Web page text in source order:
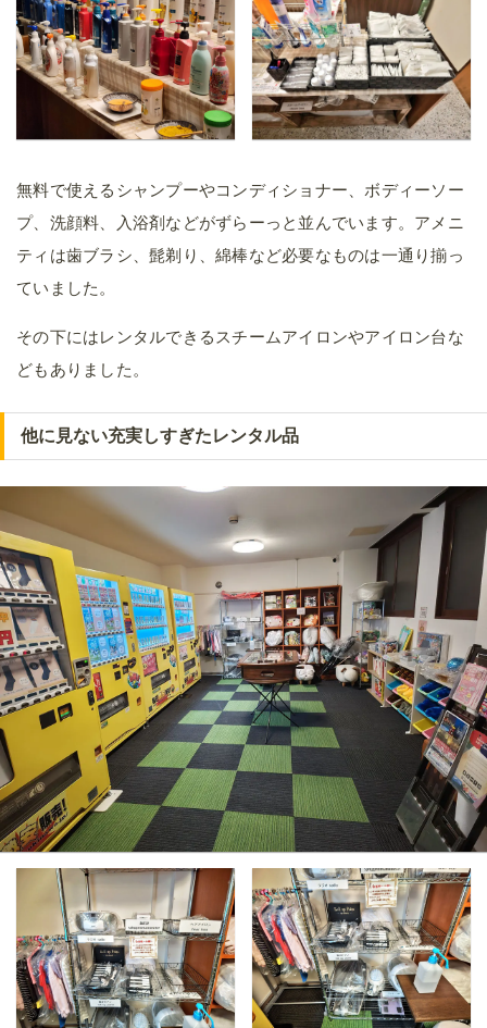
無料で使えるシャンプーやコンディショナー、ボディーソー
プ、洗顔料、入浴剤などがずらーっと並んでいます。アメニ
ティは歯ブラシ、髭剃り、綿棒など必要なものは一通り揃っ
ていました。
その下にはレンタルできるスチームアイロンやアイロン台な
どもありました。
他に見ない充実しすぎたレンタル品